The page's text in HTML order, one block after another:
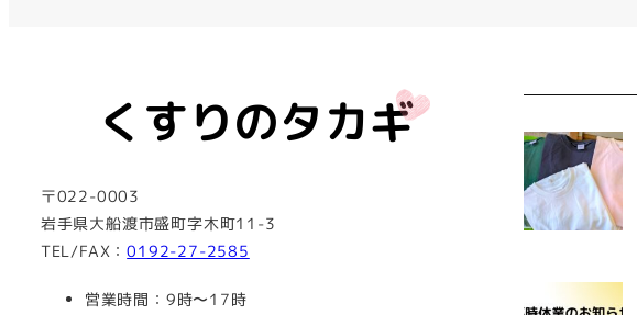
〒022-0003
岩手県大船渡市盛町字木町11-3
TEL/FAX：0192-27-2585
営業時間：9時〜17時